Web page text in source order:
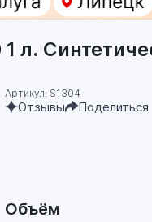
1 л.
Артикул: S1304
Отзывы Поделиться
Объём